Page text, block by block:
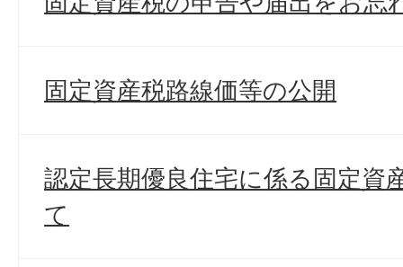
固定資産税路線価等の公開
認定長期優良住宅に係る固定資
て